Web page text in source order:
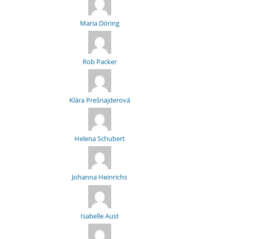
Maria Döring
Rob Packer
Klára Prešnajderová
Helena Schubert
Johanna Heinrichs
Isabelle Aust